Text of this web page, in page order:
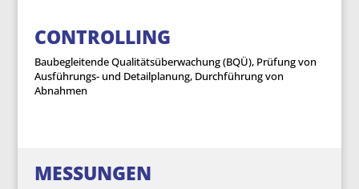
CONTROLLING
Baubegleitende Qualitätsüberwachung (BQÜ), Prüfung von
Ausführungs- und Detailplanung, Durchführung von
Abnahmen
MESSUNGEN